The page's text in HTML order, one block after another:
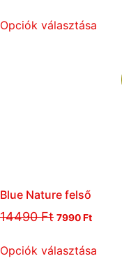
Opciók választása
Blue Nature felső
14490Ft 7990Ft
Opciók választása